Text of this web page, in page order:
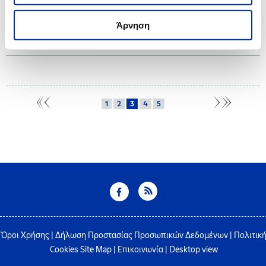
Άρνηση
Ο Όμιλος ΕΛΛΗΝΙΚΑ ΠΕΤΡΕΛΑΙΑ, στο πλαίσιο του Προγράμματος Εταιρικής
Αριστούχους Απόφοιτους Γενικών Ενιαίων και Επαγγελματικών Λυκείων
των ετών 2021 και 2022, από τους όμορους δήμους.
1 2 3 4 5
Όροι Χρήσης Δήλωση Προστασίας Προσωπικών Δεδομένων
Πολιτική
Cookies Site Map| Επικοινωνία| Desktop view